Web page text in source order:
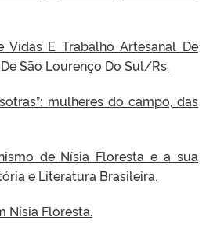
Vidas E Trabalho Artesanal De
São Lourenço Do Sul/Rs.
mulheres do campo, das
de Nísia Floresta e a sua
e Literatura Brasileira.
Nísia Floresta.